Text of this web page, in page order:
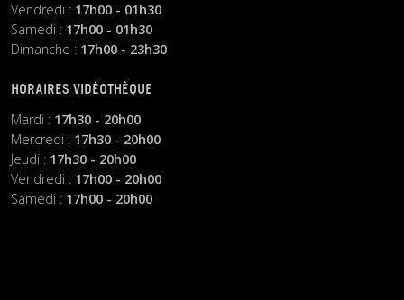
Vendredi : 17h00 - 01h30
Samedi : 17h00 - 01h30
Dimanche : 17h00 - 23h30
HORAIRES VIDÉOTHÈQUE
Mardi : 17h30 - 20h00
Mercredi : 17h30 - 20h00
Jeudi : 17h30 - 20h00
Vendredi : 17h00 - 20h00
Samedi : 17h00 - 20h00